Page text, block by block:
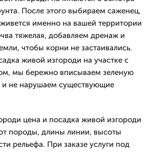
После этого выбираем саженец,
именно на вашей территории
тяжелая, добавляем дренаж и
чтобы корни не застаивались.
живой изгороди на участке с
мы бережно вписываем зеленую
не нарушаем существующие
цена и посадка живой изгороди
породы, длины линии, высоты
рельефа. При заказе услуги под